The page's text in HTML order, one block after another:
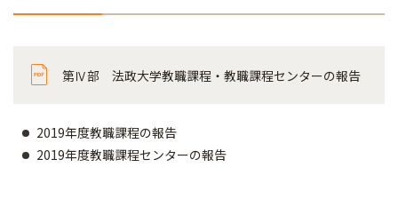
第Ⅳ部 法政大学教職課程・教職課程センターの報告
2019年度教職課程の報告
2019年度教職課程センターの報告